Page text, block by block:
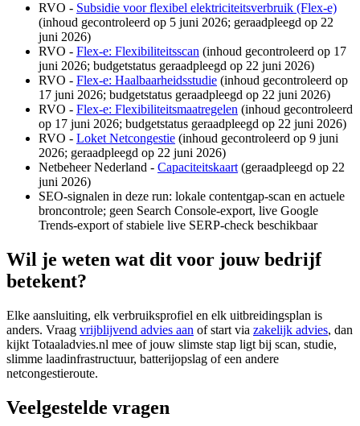
RVO - Subsidie voor flexibel elektriciteitsverbruik (Flex-e)
(inhoud gecontroleerd op 5 juni 2026; geraadpleegd op 22
juni 2026)
RVO - Flex-e: Flexibiliteitsscan (inhoud gecontroleerd op 17
juni 2026; budgetstatus geraadpleegd op 22 juni 2026)
RVO - Flex-e: Haalbaarheidsstudie (inhoud gecontroleerd op
17 juni 2026; budgetstatus geraadpleegd op 22 juni 2026)
RVO - Flex-e: Flexibiliteitsmaatregelen (inhoud gecontroleerd
op 17 juni 2026; budgetstatus geraadpleegd op 22 juni 2026)
RVO - Loket Netcongestie (inhoud gecontroleerd op 9 juni
2026; geraadpleegd op 22 juni 2026)
Netbeheer Nederland - Capaciteitskaart (geraadpleegd op 22
juni 2026)
SEO-signalen in deze run: lokale contentgap-scan en actuele
broncontrole; geen Search Console-export, live Google
Trends-export of stabiele live SERP-check beschikbaar
Wil je weten wat dit voor jouw bedrijf
betekent?
Elke aansluiting, elk verbruiksprofiel en elk uitbreidingsplan is
anders. Vraag vrijblijvend advies aan of start via zakelijk advies, dan
kijkt Totaaladvies.nl mee of jouw slimste stap ligt bij scan, studie,
slimme laadinfrastructuur, batterijopslag of een andere
netcongestieroute.
Veelgestelde vragen